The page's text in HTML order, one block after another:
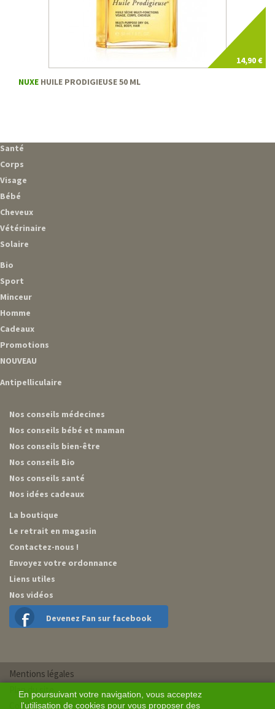
14,90 €
NUXE HUILE PRODIGIEUSE 50 ML
Santé
Corps
Visage
Bébé
Cheveux
Vétérinaire
Solaire
Bio
Sport
Minceur
Homme
Cadeaux
Promotions
NOUVEAU
Antipelliculaire
Nos conseils médecines
Nos conseils bébé et maman
Nos conseils bien-être
Nos conseils Bio
Nos conseils santé
Nos idées cadeaux
La boutique
Le retrait en magasin
Contactez-nous !
Envoyez votre ordonnance
Liens utiles
Nos vidéos
Devenez Fan sur facebook
En poursuivant votre navigation, vous acceptez
l'utilisation de cookies pour vous proposer des
Mentions légales
Plan du site
Conditions générales de vente